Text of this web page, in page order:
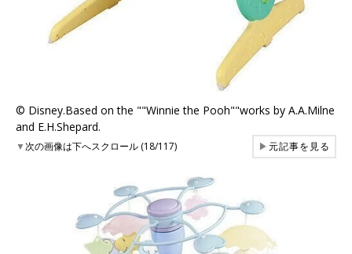
© Disney.Based on the ""Winnie the Pooh""works by A.A.Milne
and E.H.Shepard.
▼次の画像は下へスクロール (18/117) ▶元記事を見る